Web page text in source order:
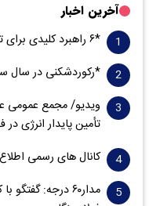
آخرین اخبار
*۶ راهبرد کلیدی برای تحول در گروه فولاد مبارکه*
*رکوردشکنی در
ویدیو/ مجمع عمومی
تأمین پایدار انرژی در
کانال های رسمی
مدار‌۶٠ درجه: